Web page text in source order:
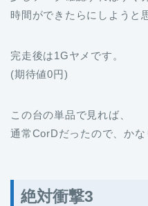
時間ができたらにしようと
完走後は1Gヤメです。
(期待値0円)
この台の単品で見れば、
通常CorDだったので、かな
絶対衝撃3